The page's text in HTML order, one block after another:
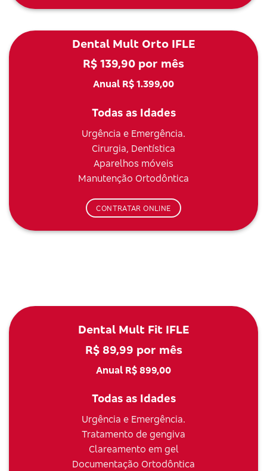
Dental Mult Orto IFLE
R$ 139,90 por mês
Anual R$ 1.399,00
Todas as Idades
Urgência e Emergência.
Cirurgia, Dentística
Aparelhos móveis
Manutenção Ortodôntica
CONTRATAR ONLINE
Dental Mult Fit IFLE
R$ 89,99 por mês
Anual R$ 899,00
Todas as Idades
Urgência e Emergência.
Tratamento de gengiva
Clareamento em gel
Documentação Ortodôntica